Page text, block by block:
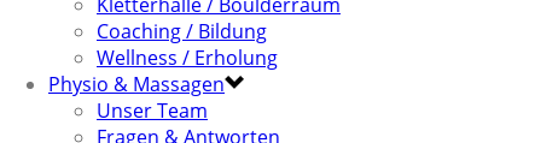
Coaching / Bildung
Wellness / Erholung
Physio & Massagen
Unser Team
Fragen & Antworten